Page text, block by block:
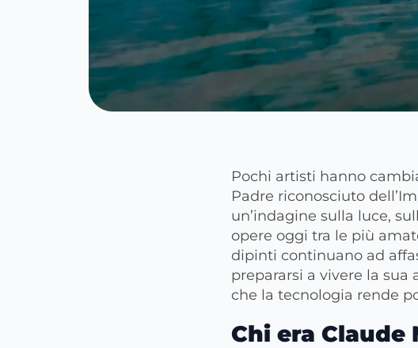
Pochi artisti hanno
Padre riconosciuto
un’indagine sulla luce,
opere oggi tra le più
dipinti continuano ad
prepararsi a vivere la
che la tecnologia rende
Chi era Claude